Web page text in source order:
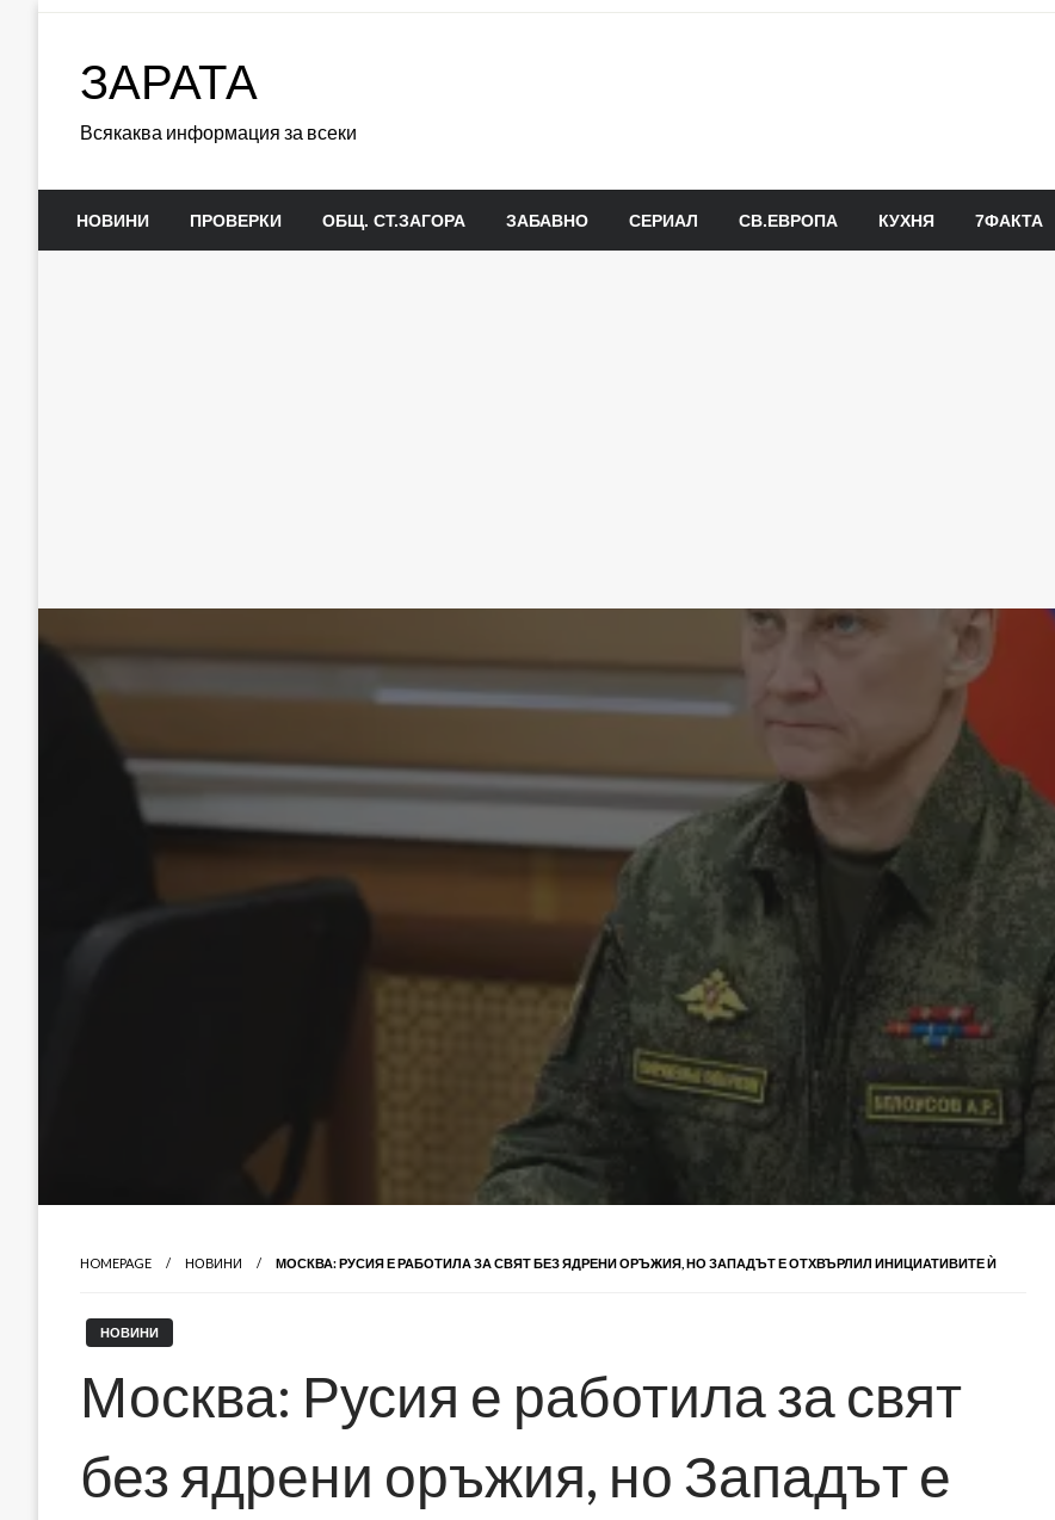
ЗАРАТА
Всякаква информация за всеки
НОВИНИ ПРОВЕРКИ ОБЩ. СТ.ЗАГОРА ЗАБАВНО СЕРИАЛ СВ.ЕВРОПА КУХНЯ 7ФАКТА
HOMEPAGE НОВИНИ МОСКВА: РУСИЯ Е РАБОТИЛА ЗА СВЯТ БЕЗ ЯДРЕНИ ОРЪЖИЯ, НО ЗАПАДЪТ Е ОТХВЪРЛИЛ ИНИЦИАТИВИТЕ Ѝ
НОВИНИ
Москва: Русия е работила за свят
без ядрени оръжия, но Западът е